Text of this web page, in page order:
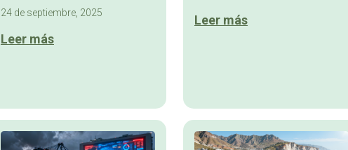
24 de septiembre, 2025
Leer más
Leer más